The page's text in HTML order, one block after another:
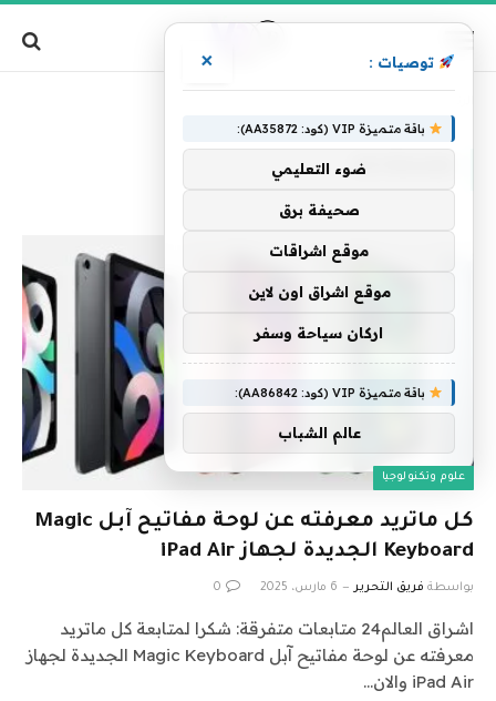
KEYBOARD
علوم وتكنولوجيا
كل ماتريد معرفته عن لوحة مفاتيح آبل Magic
Keyboard الجديدة لجهاز iPad Air
بواسطة فريق التحرير 6 مارس، 2025 0
اشراق العالم24 متابعات متفرقة: شكرا لمتابعة كل ماتريد
معرفته عن لوحة مفاتيح آبل Magic Keyboard الجديدة لجهاز
iPad Air والان…
توصيات : ×
باقة متميزة VIP (كود: AA35872):
ضوء التعليمي
صحيفة برق
موقع اشراقات
موقع اشراق اون لاين
اركان سياحة وسفر
باقة متميزة VIP (كود: AA86842):
عالم الشباب